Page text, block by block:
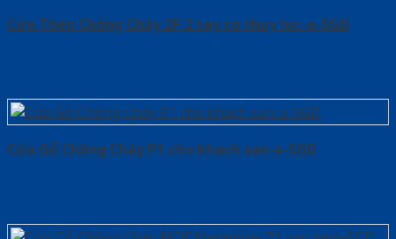
Cửa Thép Chống Cháy 2P 2 tay co thuy luc-a-SGD
Cửa Gỗ Chống Cháy P1 cho khach san-a-SGD